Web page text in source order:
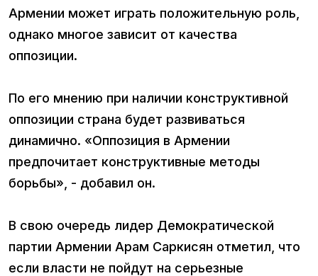
Армении может играть положительную роль,
однако многое зависит от качества
оппозиции.
По его мнению при наличии конструктивной
оппозиции страна будет развиваться
динамично. «Оппозиция в Армении
предпочитает конструктивные методы
борьбы», - добавил он.
В свою очередь лидер Демократической
партии Армении Арам Саркисян отметил, что
если власти не пойдут на серьезные